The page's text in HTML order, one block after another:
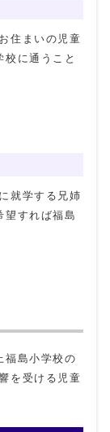
住まいの児童
に通うこと
就学する兄姉
望すれば福島
福島小学校の
を受ける児童